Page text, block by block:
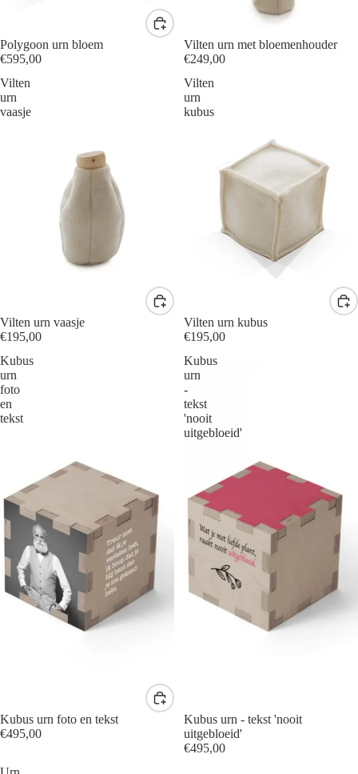
Polygoon urn bloem
€595,00
Vilten urn met bloemenhouder
€249,00
Vilten
urn
vaasje
Vilten urn vaasje
€195,00
Vilten
urn
kubus
Vilten urn kubus
€195,00
Kubus
urn
foto
en
tekst
Kubus urn foto en tekst
€495,00
Kubus
urn
-
tekst
'nooit
uitgebloeid'
Kubus urn - tekst 'nooit
uitgebloeid'
€495,00